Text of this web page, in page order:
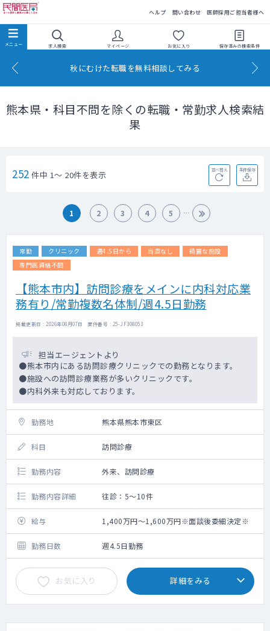
ヘルプ 問い合わせ 医師採用ご担当者様へ
求人検索 マイページ お気に入り 保存済みの検索条件
秋にむけた転職を無料相談してみる
熊本県・科目不問を除くの転職・常勤求人検索結
果
252 件中 1～ 20件を表示 並べ替え 条件保存
1 2 3 4 5
常勤 クリニック 週4.5日から 当直なし
綺麗な施設
専門医資格不問
【熊本市内】訪問診療をメインに内科対応業
務有り/常勤複数名体制/週4.5日勤務
掲載更新日 : 2026年08月07日 案件番号 : 25-JF308053
担当エージェントより
●熊本市内にある訪問診療クリニックでの勤務となります。
●施設への訪問診療業務が多いクリニックです。
●内科外来も対応しております。
勤務地 熊本県熊本市東区
科目 訪問診療
勤務内容 外来、訪問診療
勤務内容詳細 往診：5～10件
給与 1,400万円～1,600万円※面談後委細決定※
勤務日数 週4.5日勤務
お気に入り 詳細をみる